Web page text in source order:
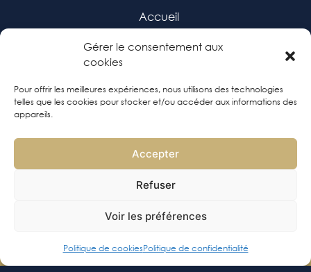
Gérer le consentement aux
cookies
Pour offrir les meilleures expériences, nous utilisons des technologies
telles que les cookies pour stocker et/ou accéder aux informations des
appareils.
Accepter
Refuser
Voir les préférences
Politique de cookiesPolitique de confidentialité
Bar à cocktail Place Camille Jullian
Bar à cocktail Place de la Victoire
Bar à cocktail Place Saint-Pierre
Bar à cocktail Place du Parlement
Accueil
Jazz & soirées
Restaurant
CODE 23
Plan de site